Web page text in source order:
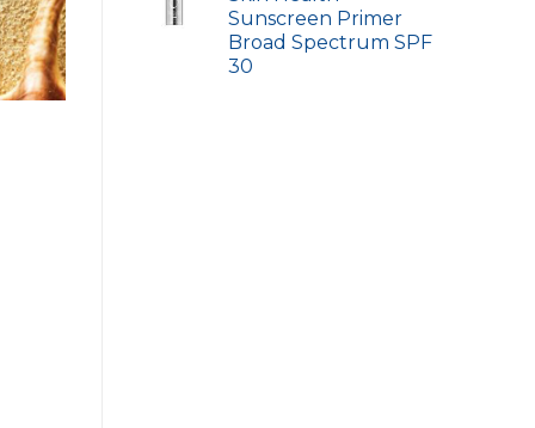
Sunscreen Primer
Broad Spectrum SPF
30